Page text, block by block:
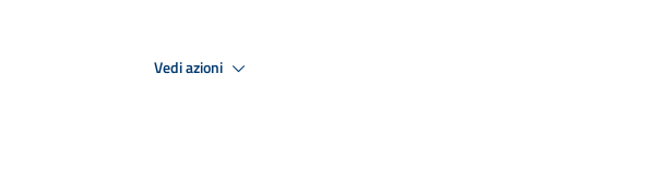
Vedi azioni